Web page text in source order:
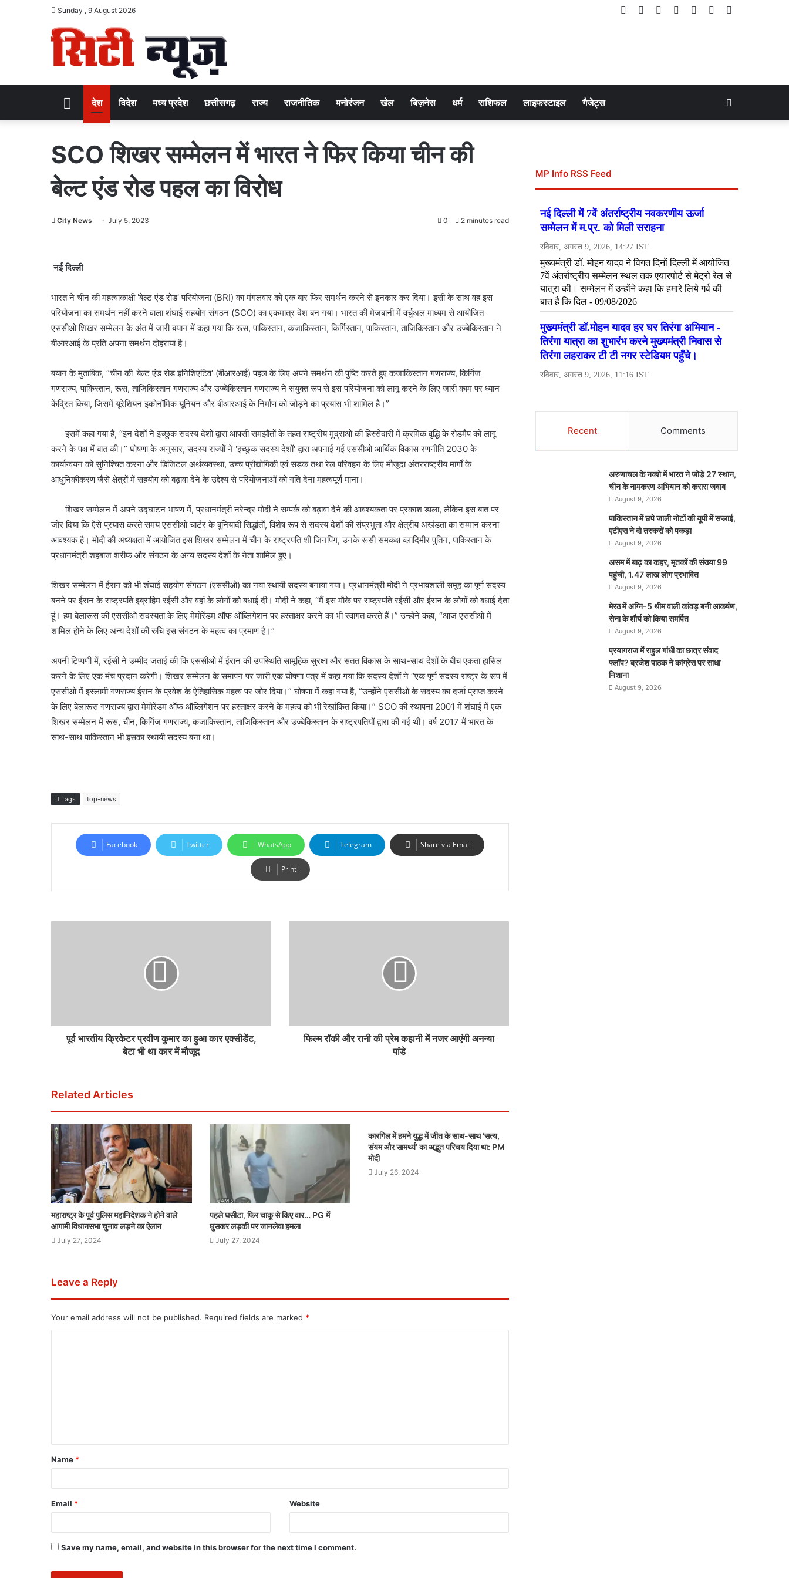
Sunday , 9 August 2026 Telegram
Instagram
YouTube
LinkedIn
Twitter
Facebook
Homeदेश विदेश मध्य प्रदेश छत्तीसगढ़ राज्य राजनीतिक मनोरंजन खेल बिज़नेस धर्म राशिफल लाइफस्टाइल गैजेट्स
SCO शिखर सम्मेलन में भारत ने फिर किया चीन की
बेल्ट एंड रोड पहल का विरोध
City News July 5, 2023 0 2 minutes read
नई दिल्ली
भारत ने चीन की महत्वाकांक्षी 'बेल्ट एंड रोड' परियोजना (BRI) का मंगलवार को एक बार फिर समर्थन करने से इनकार कर दिया। इसी के साथ वह इस
परियोजना का समर्थन नहीं करने वाला शंघाई सहयोग संगठन (SCO) का एकमात्र देश बन गया। भारत की मेजबानी में वर्चुअल माध्यम से आयोजित
एससीओ शिखर सम्मेलन के अंत में जारी बयान में कहा गया कि रूस, पाकिस्तान, कजाकिस्तान, किर्गिस्तान, पाकिस्तान, ताजिकिस्तान और उज्बेकिस्तान ने
बीआरआई के प्रति अपना समर्थन दोहराया है।
बयान के मुताबिक, “चीन की 'बेल्ट एंड रोड इनिशिएटिव' (बीआरआई) पहल के लिए अपने समर्थन की पुष्टि करते हुए कजाकिस्तान गणराज्य, किर्गिज
गणराज्य, पाकिस्तान, रूस, ताजिकिस्तान गणराज्य और उज्बेकिस्तान गणराज्य ने संयुक्त रूप से इस परियोजना को लागू करने के लिए जारी काम पर ध्यान
केंद्रित किया, जिसमें यूरेशियन इकोनॉमिक यूनियन और बीआरआई के निर्माण को जोड़ने का प्रयास भी शामिल है।”
इसमें कहा गया है, “इन देशों ने इच्छुक सदस्य देशों द्वारा आपसी समझौतों के तहत राष्ट्रीय मुद्राओं की हिस्सेदारी में क्रमिक वृद्धि के रोडमैप को लागू
करने के पक्ष में बात की।” घोषणा के अनुसार, सदस्य राज्यों ने 'इच्छुक सदस्य देशों' द्वारा अपनाई गई एससीओ आर्थिक विकास रणनीति 2030 के
कार्यान्वयन को सुनिश्चित करना और डिजिटल अर्थव्यवस्था, उच्च प्रौद्योगिकी एवं सड़क तथा रेल परिवहन के लिए मौजूदा अंतरराष्ट्रीय मार्गों के
आधुनिकीकरण जैसे क्षेत्रों में सहयोग को बढ़ावा देने के उद्देश्य से परियोजनाओं को गति देना महत्वपूर्ण माना।
शिखर सम्मेलन में अपने उद्घाटन भाषण में, प्रधानमंत्री नरेन्द्र मोदी ने सम्पर्क को बढ़ावा देने की आवश्यकता पर प्रकाश डाला, लेकिन इस बात पर
जोर दिया कि ऐसे प्रयास करते समय एससीओ चार्टर के बुनियादी सिद्धांतों, विशेष रूप से सदस्य देशों की संप्रभुता और क्षेत्रीय अखंडता का सम्मान करना
आवश्यक है। मोदी की अध्यक्षता में आयोजित इस शिखर सम्मेलन में चीन के राष्ट्रपति शी जिनपिंग, उनके रूसी समकक्ष व्लादिमीर पुतिन, पाकिस्तान के
प्रधानमंत्री शहबाज शरीफ और संगठन के अन्य सदस्य देशों के नेता शामिल हुए।
शिखर सम्मेलन में ईरान को भी शंघाई सहयोग संगठन (एससीओ) का नया स्थायी सदस्य बनाया गया। प्रधानमंत्री मोदी ने प्रभावशाली समूह का पूर्ण सदस्य
बनने पर ईरान के राष्ट्रपति इब्राहिम रईसी और वहां के लोगों को बधाई दी। मोदी ने कहा, “मैं इस मौके पर राष्ट्रपति रईसी और ईरान के लोगों को बधाई देता
हूं। हम बेलारूस की एससीओ सदस्यता के लिए मेमोरेंडम ऑफ ऑब्लिगेशन पर हस्ताक्षर करने का भी स्वागत करते हैं।” उन्होंने कहा, “आज एससीओ में
शामिल होने के लिए अन्य देशों की रुचि इस संगठन के महत्व का प्रमाण है।”
अपनी टिप्पणी में, रईसी ने उम्मीद जताई की कि एससीओ में ईरान की उपस्थिति सामूहिक सुरक्षा और सतत विकास के साथ-साथ देशों के बीच एकता हासिल
करने के लिए एक मंच प्रदान करेगी। शिखर सम्मेलन के समापन पर जारी एक घोषणा पत्र में कहा गया कि सदस्य देशों ने “एक पूर्ण सदस्य राष्ट्र के रूप में
एससीओ में इस्लामी गणराज्य ईरान के प्रवेश के ऐतिहासिक महत्व पर जोर दिया।” घोषणा में कहा गया है, “उन्होंने एससीओ के सदस्य का दर्जा प्राप्त करने
के लिए बेलारूस गणराज्य द्वारा मेमोरेंडम ऑफ ऑब्लिगेशन पर हस्ताक्षर करने के महत्व को भी रेखांकित किया।” SCO की स्थापना 2001 में शंघाई में एक
शिखर सम्मेलन में रूस, चीन, किर्गिज गणराज्य, कजाकिस्तान, ताजिकिस्तान और उज्बेकिस्तान के राष्ट्रपतियों द्वारा की गई थी। वर्ष 2017 में भारत के
साथ-साथ पाकिस्तान भी इसका स्थायी सदस्य बना था।
Tags top-news
Facebook Twitter WhatsApp Telegram Share via Email
Print
पूर्व भारतीय क्रिकेटर प्रवीण कुमार का हुआ कार एक्सीडेंट,
बेटा भी था कार में मौजूद
फिल्म रॉकी और रानी की प्रेम कहानी में नजर आएंगी अनन्या
पांडे
Related Articles
महाराष्ट्र के पूर्व पुलिस महानिदेशक ने होने वाले
आगामी विधानसभा चुनाव लड़ने का ऐलान
July 27, 2024
पहले घसीटा, फिर चाकू से किए वार… PG में
घुसकर लड़की पर जानलेवा हमला
July 27, 2024
कारगिल में हमने युद्ध में जीत के साथ-साथ ‘सत्य,
संयम और सामर्थ्य’ का अद्भुत परिचय दिया था: PM
मोदी
July 26, 2024
Leave a Reply
Your email address will not be published. Required fields are marked *
Name *
Email * Website
Save my name, email, and website in this browser for the next time I comment.
MP Info RSS Feed
Recent Comments
अरुणाचल के नक्शे में भारत ने जोड़े 27 स्थान,
चीन के नामकरण अभियान को करारा जवाब
August 9, 2026
पाकिस्तान में छपे जाली नोटों की यूपी में सप्लाई,
एटीएस ने दो तस्करों को पकड़ा
August 9, 2026
असम में बाढ़ का कहर, मृतकों की संख्या 99
पहुंची, 1.47 लाख लोग प्रभावित
August 9, 2026
मेरठ में अग्नि-5 थीम वाली कांवड़ बनी आकर्षण,
सेना के शौर्य को किया समर्पित
August 9, 2026
प्रयागराज में राहुल गांधी का छात्र संवाद
फ्लॉप? ब्रजेश पाठक ने कांग्रेस पर साधा
निशाना
August 9, 2026